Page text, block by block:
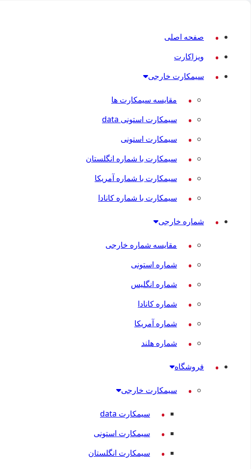
صفحه اصلی
ویزاکارت
سیمکارت خارجی
مقایسه سیمکارت ها
سیمکارت استونی data
سیمکارت استونی
سیمکارت با شماره انگلستان
سیمکارت با شماره آمریکا
سیمکارت با شماره کانادا
شماره خارجی
مقایسه شماره خارجی
شماره استونی
شماره انگلیس
شماره کانادا
شماره آمریکا
شماره هلند
فروشگاه
سیمکارت خارجی
سیمکارت data
سیمکارت استونی
سیمکارت انگلستان